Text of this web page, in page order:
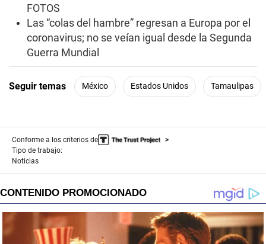
FOTOS
Las “colas del hambre” regresan a Europa por el
coronavirus; no se veían igual desde la Segunda
Guerra Mundial
Seguir temas México Estados Unidos Tamaulipas
Conforme a los criterios de
Tipo de trabajo:
Noticias